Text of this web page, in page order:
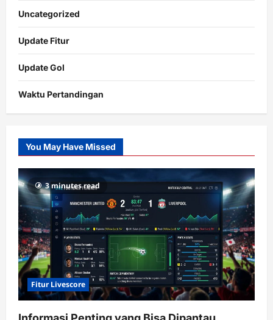
Uncategorized
Update Fitur
Update Gol
Waktu Pertandingan
Slot
Gacor
RTP
terupdate
You May Have Missed
3 minutes read
Fitur Livescore